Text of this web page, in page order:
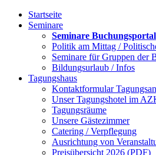
Startseite
Seminare
Seminare Buchungsportal
Politik am Mittag /
Seminare für Gruppen der
Bildungsurlaub / Infos
Tagungshaus
Kontaktformular
Unser Tagungshotel im
Tagungsräume
Unsere Gästezimmer
Catering / Verpflegung
Ausrichtung von
Preisübersicht 2026 (PDF)